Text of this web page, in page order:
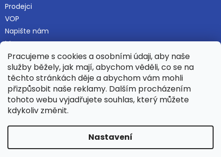
Pracujeme s cookies a osobními údaji, aby naše
služby běžely, jak mají, abychom věděli, co se na
těchto stránkách děje a abychom vám mohli
přizpůsobit naše reklamy. Dalším procházením
tohoto webu vyjadřujete souhlas, který můžete
kdykoliv změnit.
Nastavení
Prodejci
VOP
Napište nám
Mapa serveru
Najdete nás i na Alza.cz